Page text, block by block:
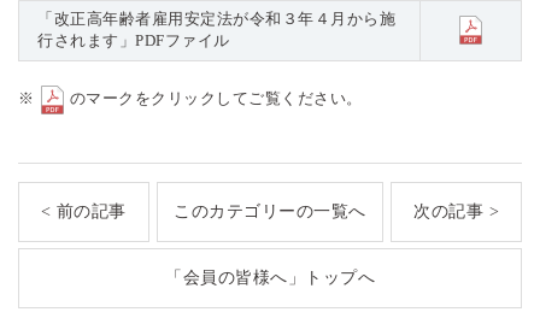
「改正高年齢者雇用安定法が令和３年４月から施
行されます」PDFファイル
※ のマークをクリックしてご覧ください。
< 前の記事 このカテゴリーの一覧へ 次の記事 >
「会員の皆様へ」トップへ